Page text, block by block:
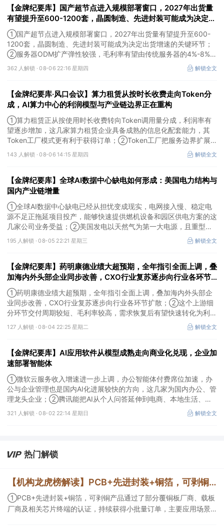
【金牌纪要库】国产超节点进入规模部署窗口，2027年出货量
有望提升至600-1200套，晶圆制造、先进封装可能成为决定出
货增速的关键环节
①国产超节点进入规模部署窗口，2027年出货量有望提升至600-
1200套，晶圆制造、先进封装可能成为决定出货增速的关键环节；
②服务器ODM扩产弹性较强，毛利率有望由传统服务器的4%-8%提
升至10%-15%，这两家公司占据整机市场的核心份额；③国产交换
芯片已经由送样验证逐步进入小批量应用，中低速率产品替代有望加
362 人解锁 ·08-06 22:16 星期四 解锁全文
【金牌纪要库·风口会议】算力租赁从按时长收费走向Token分
成，AI算力中心的利润模型与产业链边界正在重构
①算力租赁正从按使用时长收费转向Token调用量分成，利润率有
望逐步增加，这几家算力租赁企业具备成熟的信息化配套能力，其
Token工厂模式更有利于获得订单；②Token工厂把服务边界扩展
至调度、模型适配、计费和安全，这类具备网络安全配套和底层模型
适配业务的企业也会受益Token工厂建设；③高端训练卡仍受供给
143 人解锁 ·08-06 14:15 星期四 解锁全文
【金牌纪要库】全球AI数据中心缺电如何形成：美国电力结构与
国内产业链增量
①全球AI数据中心缺电已经从担忧变成现实，电网接入慢、稳定电
源不足正拖延项目投产，能够快速提供燃机设备和园区供电方案的这
几家公司业务受益；②美国发电以天然气为第一大电源，且重型燃
机更适合规模较大、持续运行的数据中心园区，透平叶片为上游主要
卡产能环节，这家国内公司已与国外燃机巨头签署多年供货协议；
采购规模已经超过上一年全年，这几家企业为国内特高压设备头部企
业。
195 人解锁 ·08-05 22:21 星期三 解锁全文
【金牌纪要库】药明康德业绩大超预期，全年指引全面上调，叠
加海内外头部企业同步改善，CXO行业复苏逐步向行业各环节
扩散，这个上游细分环节交付周期较短、毛利率较高，需求恢复
后有望快速转化为利润
①药明康德业绩大超预期，全年指引全面上调，叠加海内外头部企
业同步改善，CXO行业复苏逐步向行业各环节扩散；②这个上游细
分环节交付周期较短、毛利率较高，需求恢复后有望快速转化为利
润，率先完成客户认证并具备规模化生产能力的企业竞争优势更明
显；③相较2019—2021年周期，本轮更多来自存量管线向中后期推
修复，该环节业绩兑现属性更强。
127 人解锁 ·08-04 22:25 星期二 解锁全文
【金牌纪要库】AI应用软件从模型成熟走向商业化兑现，企业加
速部署智能体
①微软云服务收入增速进一步上调，办公智能体付费席位加速，办
公与企业管理也是国内AI化进展较快的方向，这几家为国内办公、管
理龙头企业；②腾讯能把AI从个人问答延伸到电商、本地生活、企
业协同，并保留较强的开放生态特征，在AI智能体时代具有强竞争
力，这几家企业与腾讯业务联系紧密；③AI应用扩张会显著增加推
第三方算力租赁企业更加受益。
321 人解锁 ·08-02 22:14 星期日 解锁全文
热门解锁
【机构龙虎榜解读】PCB+先进封装+铜箔，可剥铜产品通过了部分覆铜板厂商、载板厂商及相关芯片终端的认证，持续获得小批量订单，主要应用场景包括芯片封装光模块用PCB，机构大额净买入这家公司
①PCB+先进封装+铜箔，可剥铜产品通过了部分覆铜板厂商、载板
厂商及相关芯片终端的认证，持续获得小批量订单，主要应用场景